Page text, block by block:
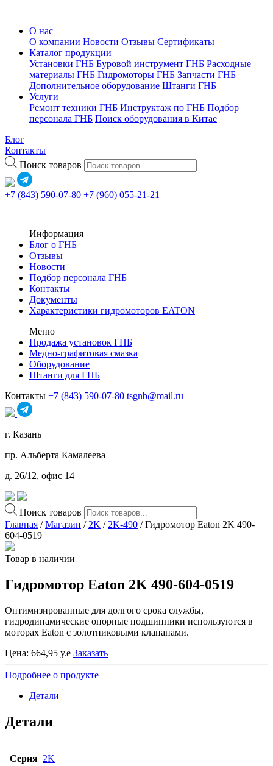
О нас
О компании Новости Отзывы Сертификаты
Каталог продукции
Установки ГНБ Буровой инструмент ГНБ Расходные
материалы ГНБ Гидромоторы ГНБ Запчасти ГНБ
Дополнительное оборудование Штанги ГНБ
Услуги
Ремонт техники ГНБ Инструктаж по ГНБ Подбор
персонала ГНБ Поиск оборудования в Китае
Блог
Контакты
Поиск товаров
+7 (843) 590-07-80 +7 (960) 055-21-21
Информация
Блог о ГНБ
Отзывы
Новости
Подбор персонала ГНБ
Контакты
Документы
Характеристики гидромоторов EATON
Меню
Продажа установок ГНБ
Медно-графитовая смазка
Оборудование
Штанги для ГНБ
Контакты +7 (843) 590-07-80 tsgnb@mail.ru
г. Казань
пр. Альберта Камалеева
д. 26/12, офис 14
Поиск товаров
Главная /Магазин / 2K / 2K-490 / Гидромотор Eaton 2K 490-
604-0519
Товар в наличии
Гидромотор Eaton 2K 490-604-0519
Оптимизированные для долгого срока службы,
гидродинамические опорные подшипники используются в
моторах Eaton с золотниковыми клапанами.
Цена: 664,95 у.е Заказать
Подробнее о продукте
Детали
Детали
Серия 2K